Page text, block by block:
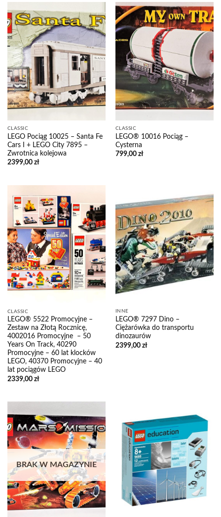
CLASSIC
LEGO Pociąg 10025 – Santa Fe
Cars I + LEGO City 7895 –
Zwrotnica kolejowa
2399,00 zł
CLASSIC
LEGO® 10016 Pociąg –
Cysterna
799,00 zł
CLASSIC
LEGO® 5522 Promocyjne –
Zestaw na Złotą Rocznicę,
4002016 Promocyjne – 50
Years On Track, 40290
Promocyjne – 60 lat klocków
LEGO, 40370 Promocyjne – 40
lat pociągów LEGO
2339,00 zł
INNE
LEGO® 7297 Dino –
Ciężarówka do transportu
dinozaurów
2399,00 zł
BRAK W MAGAZYNIE